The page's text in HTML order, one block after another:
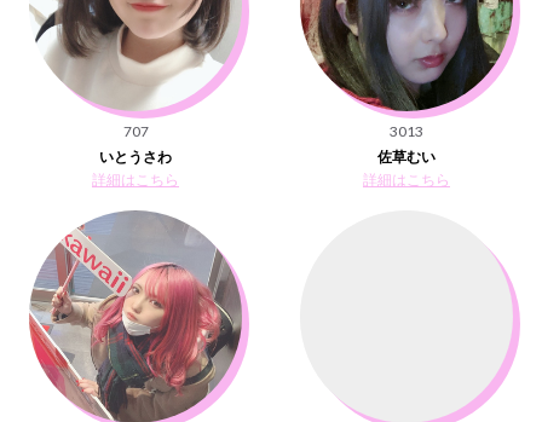
707
いとうさわ
詳細はこちら
3013
佐草むい
詳細はこちら